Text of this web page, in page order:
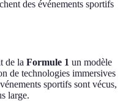
des événements sportifs
de la Formule 1 un modèle
de technologies immersives
sportifs sont vécus,
large.